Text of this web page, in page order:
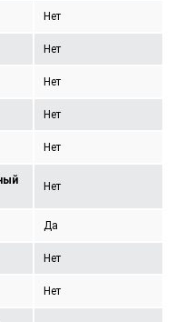
Нет
Нет
Нет
Нет
Нет
Нет
Да
Нет
Нет